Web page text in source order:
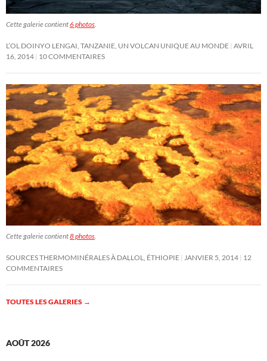
Cette galerie contient6 photos
L’OL DOINYO LENGAI, TANZANIE, UN VOLCAN UNIQUE AU MONDE AVRIL
16, 2014 10 COMMENTAIRES
Cette galerie contient8 photos
SOURCES THERMOMINÉRALES À DALLOL, ÉTHIOPIE JANVIER 5, 2014 12
COMMENTAIRES
TOUTES LES GALERIES →
AOÛT 2026